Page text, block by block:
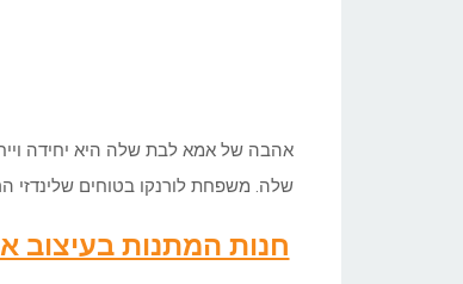
אהבה של אמא לבת שלה היא יחידה
שלה. משפחת לורנקו בטוחים
חנות המתנות